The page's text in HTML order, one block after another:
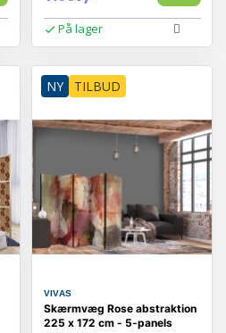
På lager
NY TILBUD
VIVAS
Skærmvæg Rose abstraktion
225 x 172 cm - 5-panels